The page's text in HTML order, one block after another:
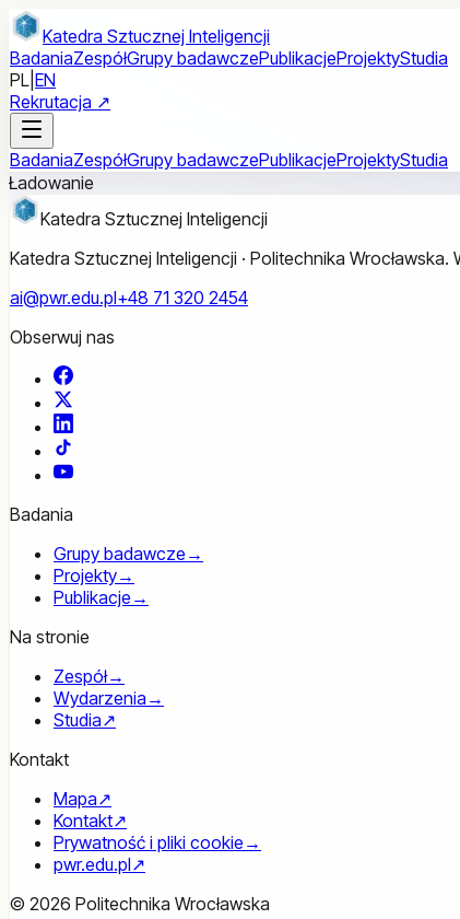
Przejdź do treści głównej
Katedra Sztucznej Inteligencji
BadaniaZespółGrupy badawczePublikacjeProjektyStudia
PL EN
Rekrutacja ↗
BadaniaZespółGrupy badawczePublikacjeProjektyStudia
Ładowanie
Katedra Sztucznej Inteligencji
Katedra Sztucznej Inteligencji · Politechnika Wrocławska.
ai@pwr.edu.pl+48 71 320 2454
Obserwuj nas
Facebook
YouTube
Badania
Grupy badawcze →
Projekty→
Publikacje →
Na stronie
Zespół→
Wydarzenia →
Studia↗
Kontakt
Mapa↗
Kontakt↗
Prywatność i pliki cookie →
pwr.edu.pl↗
© 2026 Politechnika Wrocławska